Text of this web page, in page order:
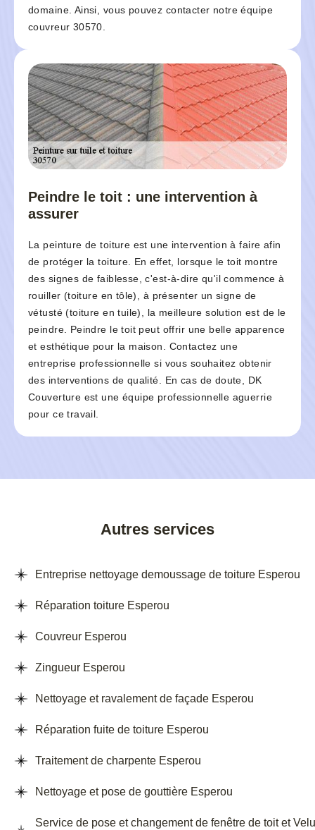
domaine. Ainsi, vous pouvez contacter notre équipe
couvreur 30570.
Peindre le toit : une intervention à
assurer
La peinture de toiture est une intervention à faire afin
de protéger la toiture. En effet, lorsque le toit montre
des signes de faiblesse, c'est-à-dire qu'il commence à
rouiller (toiture en tôle), à présenter un signe de
vétusté (toiture en tuile), la meilleure solution est de le
peindre. Peindre le toit peut offrir une belle apparence
et esthétique pour la maison. Contactez une
entreprise professionnelle si vous souhaitez obtenir
des interventions de qualité. En cas de doute, DK
Couverture est une équipe professionnelle aguerrie
pour ce travail.
Autres services
Entreprise nettoyage demoussage de toiture Esperou
Réparation toiture Esperou
Couvreur Esperou
Zingueur Esperou
Nettoyage et ravalement de façade Esperou
Réparation fuite de toiture Esperou
Traitement de charpente Esperou
Nettoyage et pose de gouttière Esperou
Service de pose et changement de fenêtre de toit et